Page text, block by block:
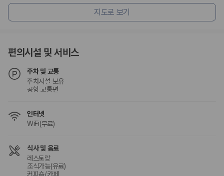
종입니다.
가족 여행, 짐이 많은 여행, 장거리 이동에 적합하며 보험 조건과 차
단체 여행이나 4인 이상 가족 여행에 적합하며 인원수, 짐 공간, 보
험 조건을 함께 확인해야 합니다.
제주렌트카 보험까지 비교해야 진짜 가격비교입
동일한 차량이라도 보험 조건에 따라 실제 부담 금액이 달라질 수 있습니
다. 카모아는 제주 렌트카 가격뿐 아니라 일반자차, 완전자차, 슈퍼자차 조
일반자차:사고 발생 시 일정 금액의 면책금이 발생할 수 있습니다.
완전자차:보상 한도 내에서 면책금 부담이 줄어드는 보험 조건입니
다.
지도로 보기
편의시설 및 서비스
주차 및 교통
주차시설 보유
공항 교통편
인터넷
WiFi(무료)
식사 및 음료
레스토랑
조식가능(유료)
커피숍/카페